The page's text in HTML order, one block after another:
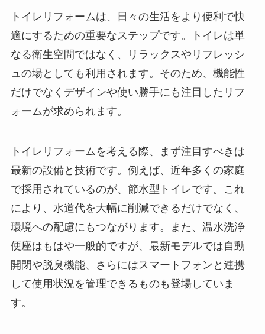
トイレリフォームは、日々の生活をより便利で快
適にするための重要なステップです。トイレは単
なる衛生空間ではなく、リラックスやリフレッシ
ュの場としても利用されます。そのため、機能性
だけでなくデザインや使い勝手にも注目したリフ
ォームが求められます。
トイレリフォームを考える際、まず注目すべきは
最新の設備と技術です。例えば、近年多くの家庭
で採用されているのが、節水型トイレです。これ
により、水道代を大幅に削減できるだけでなく、
環境への配慮にもつながります。また、温水洗浄
便座はもはや一般的ですが、最新モデルでは自動
開閉や脱臭機能、さらにはスマートフォンと連携
して使用状況を管理できるものも登場していま
す。